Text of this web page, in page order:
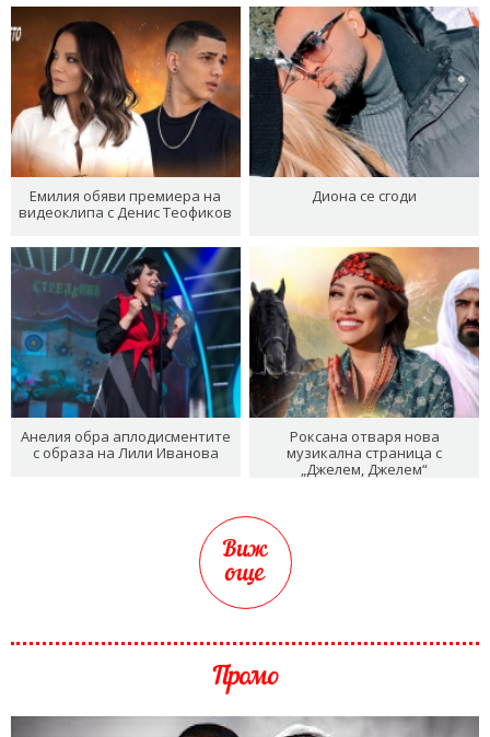
Емилия обяви премиера на
видеоклипа с Денис Теофиков
Диона се сгоди
Анелия обра аплодисментите
с образа на Лили Иванова
Роксана отваря нова
музикална страница с
„Джелем, Джелем“
Виж
още
Промо